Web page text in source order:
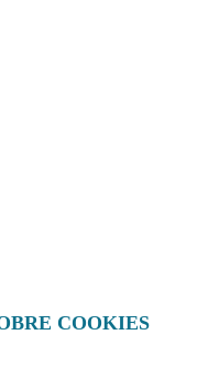
COOKIES